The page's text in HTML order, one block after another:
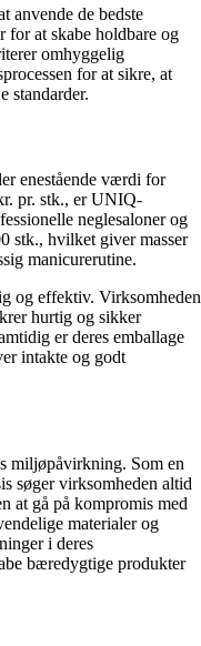
anvende de bedste
for at skabe holdbare og
omhyggelig
for at sikre, at
standarder.
enestående værdi for
pr. stk., er UNIQ-
neglesaloner og
stk., hvilket giver masser
manicurerutine.
og effektiv. Virksomheden
hurtig og sikker
er deres emballage
intakte og godt
miljøpåvirkning. Som en
søger virksomheden altid
at gå på kompromis med
materialer og
i deres
bæredygtige produkter